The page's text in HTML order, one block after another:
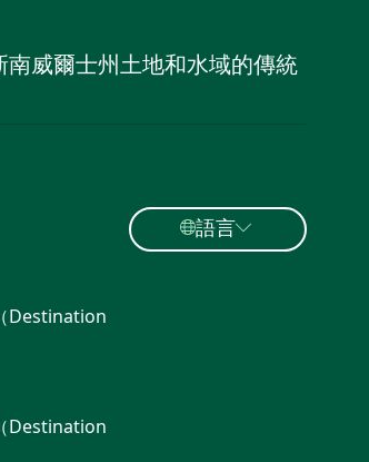
威爾士州土地和水域的傳統
Destination
Destination
語言